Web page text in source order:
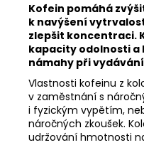
Kofein pomáhá
k navýšení
zlepšit koncentraci.
kapacity odolnosti a
námahy při
Vlastnosti kofeinu z
v zaměstnání s
i fyzickým vypětím,
náročných zkoušek.
udržování hmotnosti